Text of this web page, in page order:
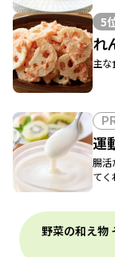
5
れ
主な
運
腸活
てく
野菜の和え物